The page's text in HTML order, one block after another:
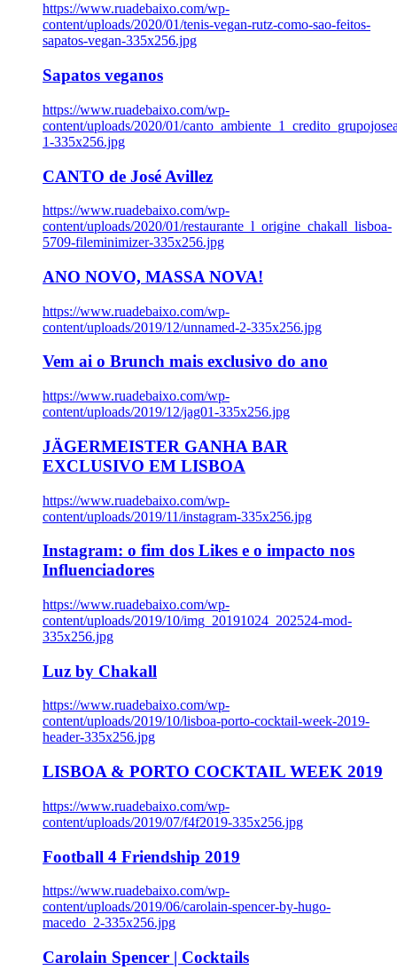
https://www.ruadebaixo.com/wp-
content/uploads/2020/01/tenis-vegan-rutz-como-sao-feitos-
sapatos-vegan-335x256.jpg
Sapatos veganos
https://www.ruadebaixo.com/wp-
content/uploads/2020/01/
1-335x256.jpg
CANTO de José Avillez
https://www.ruadebaixo.com/wp-
content/uploads/2020/01/restaurante_l_origine_chakall_lisboa-
5709-fileminimizer-335x256.jpg
ANO NOVO, MASSA NOVA!
https://www.ruadebaixo.com/wp-
content/uploads/2019/12/unnamed-2-335x256.jpg
Vem ai o Brunch mais exclusivo do ano
https://www.ruadebaixo.com/wp-
content/uploads/2019/12/jag01-335x256.jpg
JÄGERMEISTER GANHA BAR
EXCLUSIVO EM LISBOA
https://www.ruadebaixo.com/wp-
content/uploads/2019/11/instagram-335x256.jpg
Instagram: o fim dos Likes e o impacto nos
Influenciadores
https://www.ruadebaixo.com/wp-
content/uploads/2019/10/img_20191024_202524-mod-
335x256.jpg
Luz by Chakall
https://www.ruadebaixo.com/wp-
content/uploads/2019/10/lisboa-porto-cocktail-week-2019-
header-335x256.jpg
LISBOA & PORTO COCKTAIL WEEK 2019
https://www.ruadebaixo.com/wp-
content/uploads/2019/07/f4f2019-335x256.jpg
Football 4 Friendship 2019
https://www.ruadebaixo.com/wp-
content/uploads/2019/06/carolain-spencer-by-hugo-
macedo_2-335x256.jpg
Carolain Spencer | Cocktails